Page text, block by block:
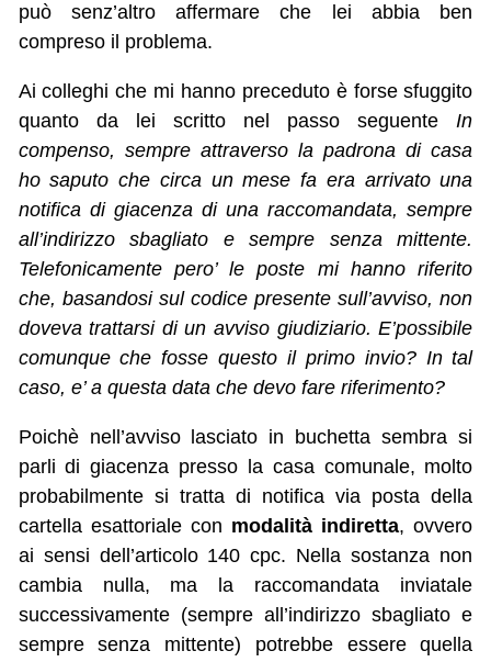
può senz’altro affermare che lei abbia ben
compreso il problema.
Ai colleghi che mi hanno preceduto è forse sfuggito
quanto da lei scritto nel passo seguenteIn
compenso, sempre attraverso la padrona di casa
ho saputo che circa un mese fa era arrivato una
notifica di giacenza di una raccomandata, sempre
all’indirizzo sbagliato e sempre senza mittente.
Telefonicamente pero’ le poste mi hanno riferito
che, basandosi sul codice presente sull’avviso, non
doveva trattarsi di un avviso giudiziario. E’possibile
comunque che fosse questo il primo invio? In tal
caso, e’ a questa data che devo fare riferimento?
Poichè nell’avviso lasciato in buchetta sembra si
parli di giacenza presso la casa comunale, molto
probabilmente si tratta di notifica via posta della
cartella esattoriale con modalità indiretta, ovvero
ai sensi dell’articolo 140 cpc. Nella sostanza non
cambia nulla, ma la raccomandata inviatale
successivamente (sempre all’indirizzo sbagliato e
sempre senza mittente) potrebbe essere quella